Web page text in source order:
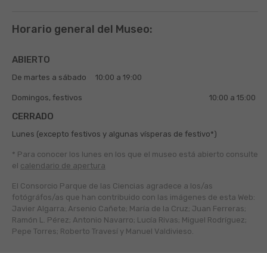
Horario general del Museo:
ABIERTO
De martes a sábado 10:00 a 19:00
Domingos, festivos 10:00 a 15:00
CERRADO
Lunes (excepto festivos y algunas vísperas de festivo*)
* Para conocer los lunes en los que el museo está abierto consulte
el calendario de apertura
El Consorcio Parque de las Ciencias agradece a los/as
fotógráfos/as que han contribuido con las imágenes de esta Web:
Javier Algarra; Arsenio Cañete; María de la Cruz; Juan Ferreras;
Ramón L. Pérez; Antonio Navarro; Lucía Rivas; Miguel Rodríguez;
Pepe Torres; Roberto Travesí y Manuel Valdivieso.